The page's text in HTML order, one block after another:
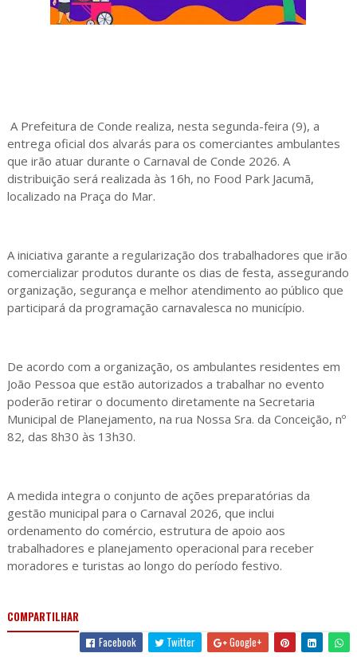
A Prefeitura de Conde realiza, nesta segunda-feira (9), a
entrega oficial dos alvarás para os comerciantes ambulantes
que irão atuar durante o Carnaval de Conde 2026. A
distribuição será realizada às 16h, no Food Park Jacumã,
localizado na Praça do Mar.
A iniciativa garante a regularização dos trabalhadores que irão
comercializar produtos durante os dias de festa, assegurando
organização, segurança e melhor atendimento ao público que
participará da programação carnavalesca no município.
De acordo com a organização, os ambulantes residentes em
João Pessoa que estão autorizados a trabalhar no evento
poderão retirar o documento diretamente na Secretaria
Municipal de Planejamento, na rua Nossa Sra. da Conceição, nº
82, das 8h30 às 13h30.
A medida integra o conjunto de ações preparatórias da
gestão municipal para o Carnaval 2026, que inclui
ordenamento do comércio, estrutura de apoio aos
trabalhadores e planejamento operacional para receber
moradores e turistas ao longo do período festivo.
COMPARTILHAR
Facebook
Twitter Google+